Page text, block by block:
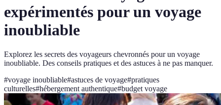
expérimentés pour un voyage
inoubliable
Explorez les secrets des voyageurs chevronnés pour un voyage
inoubliable. Des conseils pratiques et des astuces à ne pas manquer.
#voyage inoubliable#astuces de voyage#pratiques
culturelles#hébergement authentique#budget voyage